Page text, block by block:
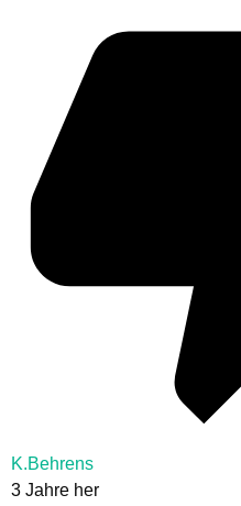
K.Behrens
3 Jahre her